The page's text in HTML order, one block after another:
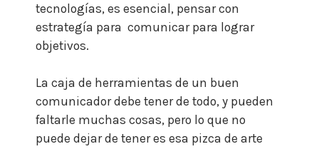
tecnologías, es esencial, pensar con
estrategía para comunicar para lograr
objetivos.
La caja de herramientas de un buen
comunicador debe tener de todo, y pueden
faltarle muchas cosas, pero lo que no
puede dejar de tener es esa pizca de arte